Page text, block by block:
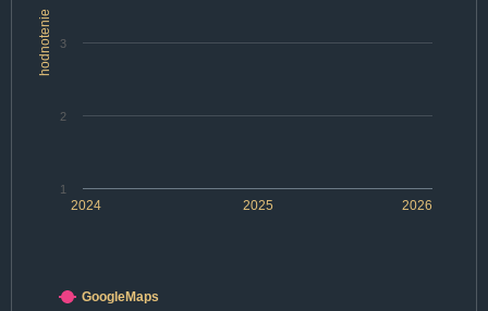
hodnotenie
2024 2025 2026
1
2
3
GoogleMaps